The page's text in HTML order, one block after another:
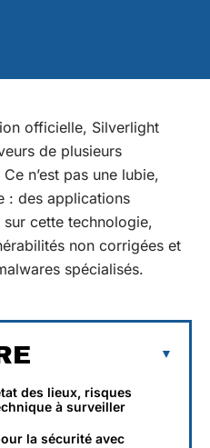
officielle, Silverlight
de plusieurs
n’est pas une lubie,
: des applications
cette technologie,
non corrigées et
spécialisés.
des lieux, risques
à surveiller
la sécurité avec